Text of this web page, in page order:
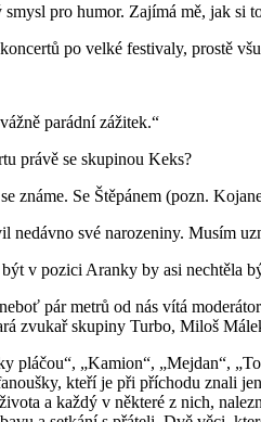
pro humor. Zajímá mě, jak si
po velké festivaly, prostě
parádní zážitek.“
právě se skupinou Keks?
známe. Se Štěpánem (pozn.
své narozeniny. Musím
v pozici Aranky by asi nechtěla
pár metrů od nás vítá
zvukař skupiny Turbo, Miloš
„Kamion“, „Mejdan“,
kteří je při příchodu znali jen
a každý v některé z nich,